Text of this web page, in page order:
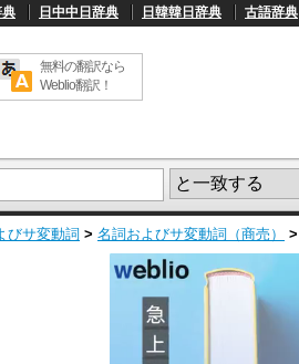
日中中日辞典 日韓韓日辞典 古語辞典
無料の翻訳なら
Weblio翻訳！
びサ変動詞 > 名詞およびサ変動詞（商売） >